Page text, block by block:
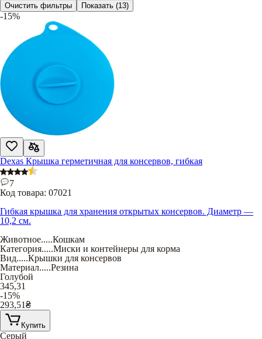
Очистить фильтры Показать (13)
-15%
Dexas Крышка герметичная для консервов, гибкая
7
Код товара: 07021
Гибкая крышка для хранения открытых консервов. Диаметр —
10,2 см.
Животное.....Кошкам
Категория.....Миски и контейнеры для корма
Вид.....Крышки для консервов
Материал.....Резина
Голубой
345,31
-15%
293,51₴
Купить
Серый